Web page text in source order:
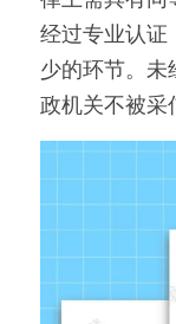
经过专业认证
少的环节。未
政机关不被采